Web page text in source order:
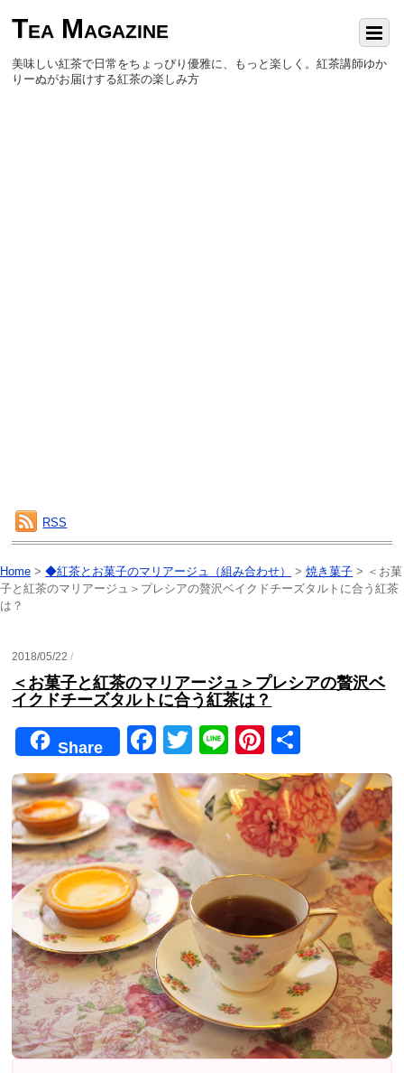
Tea Magazine
美味しい紅茶で日常をちょっぴり優雅に、もっと楽しく。紅茶講師ゆか
りーぬがお届けする紅茶の楽しみ方
RSS
Home > ◆紅茶とお菓子のマリアージュ（組み合わせ） > 焼き菓子 > ＜お菓
子と紅茶のマリアージュ＞プレシアの贅沢ベイクドチーズタルトに合う紅茶
は？
2018/05/22/
＜お菓子と紅茶のマリアージュ＞プレシアの贅沢ベ
イクドチーズタルトに合う紅茶は？
Share
F
a
c
e
b
o
o
k
T
wi
tt
er
Li
n
e
Pi
nt
er
e
st
有